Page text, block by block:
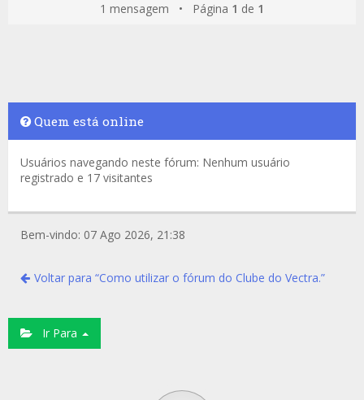
1 mensagem • Página 1 de 1
Quem está online
Usuários navegando neste fórum: Nenhum usuário
registrado e 17 visitantes
Bem-vindo: 07 Ago 2026, 21:38
Voltar para “Como utilizar o fórum do Clube do Vectra.”
Ir Para